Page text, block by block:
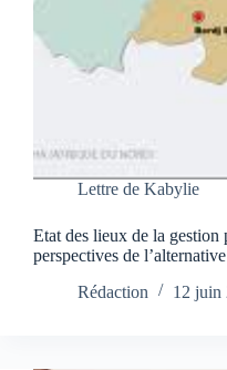
Lettre de Kabylie
Etat des lieux de la
perspectives de
Rédaction
12 juin